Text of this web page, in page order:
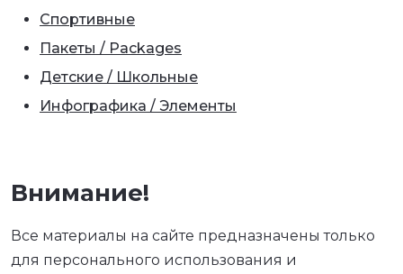
Спортивные
Пакеты / Packages
Детские / Школьные
Инфографика / Элементы
Внимание!
Все материалы на сайте предназначены только
для персонального использования и